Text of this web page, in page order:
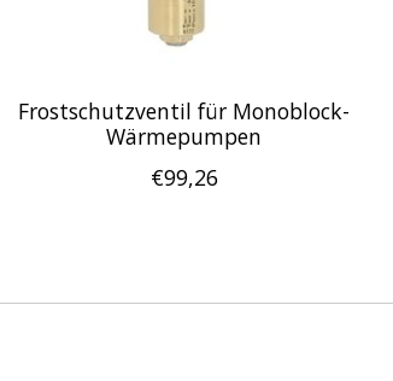
Frostschutzventil für Monoblock-
Wärmepumpen
€99,26